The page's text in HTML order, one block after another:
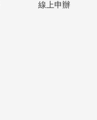
線上申辦